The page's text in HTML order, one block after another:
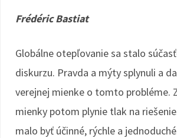
Frédéric Bastiat
Globálne otepľovanie sa stalo
diskurzu. Pravda a mýty splynuli a
verejnej mienke o tomto probléme.
mienky potom plynie tlak na
malo byť účinné, rýchle a